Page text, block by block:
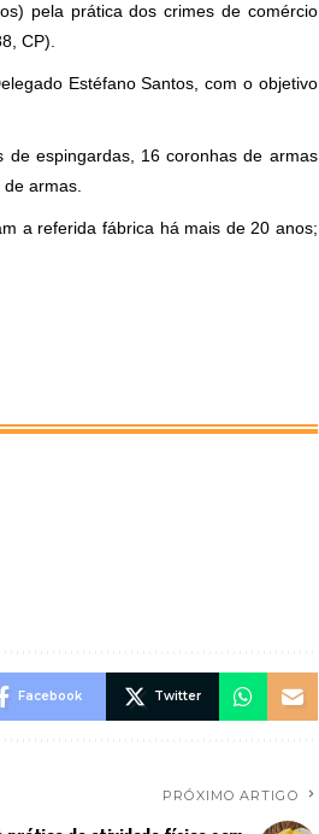
pela prática dos crimes de comércio
CP).
Estéfano Santos, com o objetivo
espingardas, 16 coronhas de armas
armas.
a referida fábrica há mais de 20 anos;
Facebook Twitter
PRÓXIMO ARTIGO